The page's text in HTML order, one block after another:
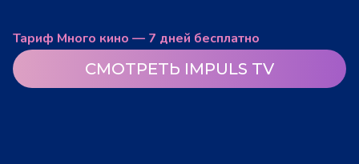
Тариф Много кино — 7 дней бесплатно
СМОТРЕТЬ IMPULS TV